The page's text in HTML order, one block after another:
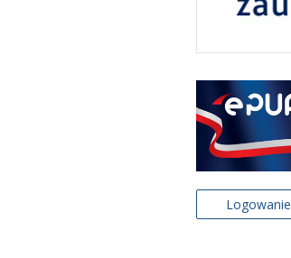
Logowanie